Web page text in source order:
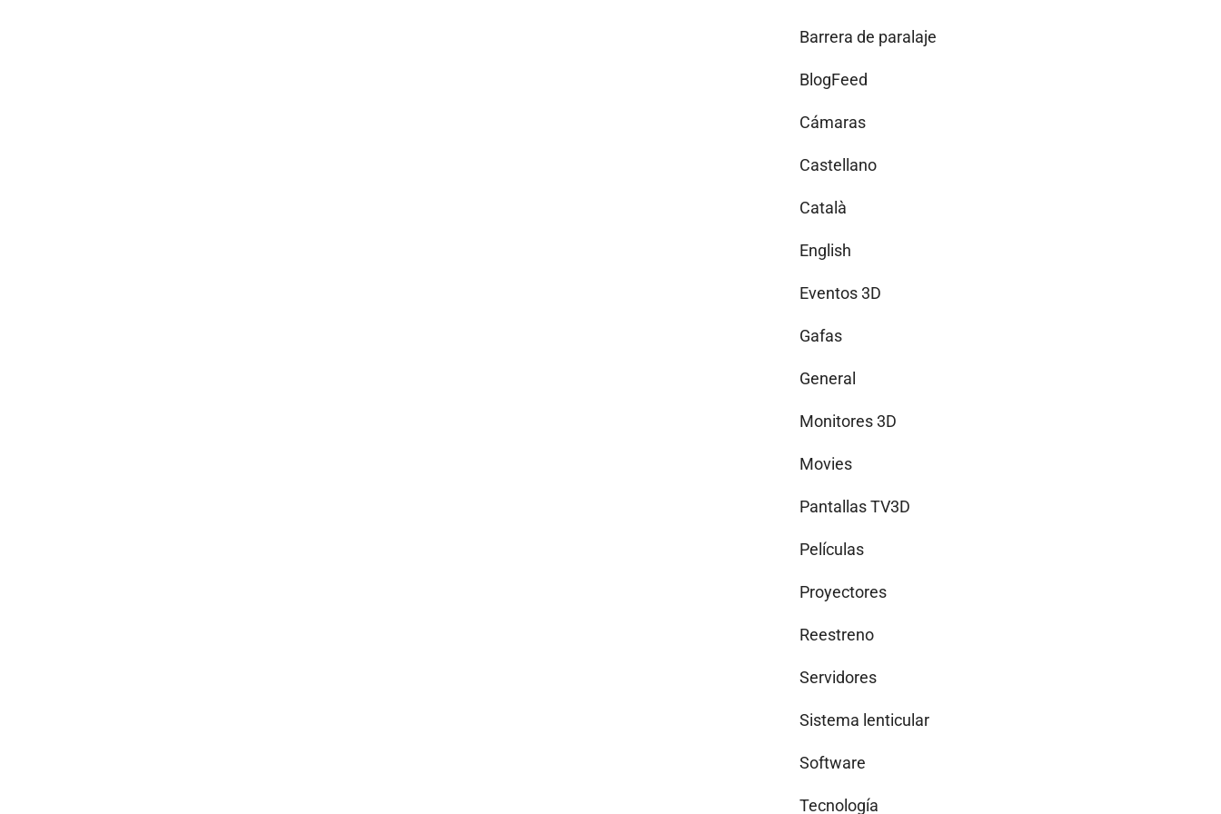
Barrera de paralaje
BlogFeed
Cámaras
Castellano
Català
English
Eventos 3D
Gafas
General
Monitores 3D
Movies
Pantallas TV3D
Películas
Proyectores
Reestreno
Servidores
Sistema lenticular
Software
Tecnología